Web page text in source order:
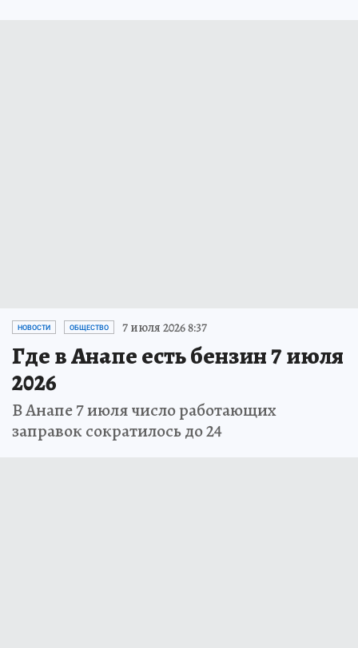
НОВОСТИ ОБЩЕСТВО 7 июля 2026 8:37
Где в Анапе есть бензин 7 июля
2026
В Анапе 7 июля число работающих
заправок сократилось до 24